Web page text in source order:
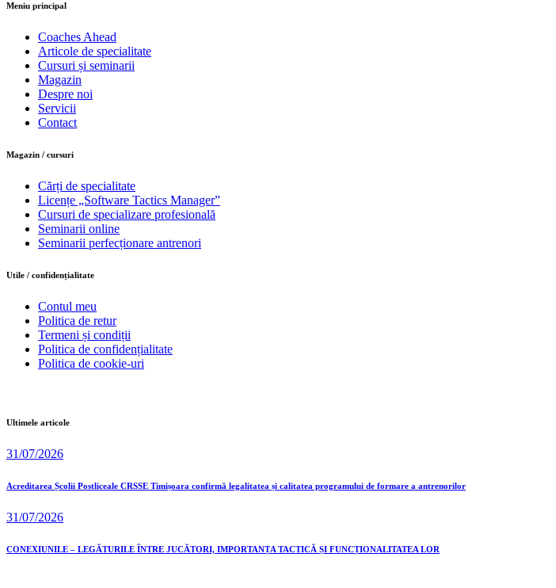
Meniu principal
Coaches Ahead
Articole de specialitate
Cursuri și seminarii
Magazin
Despre noi
Servicii
Contact
Magazin / cursuri
Cărți de specialitate
Licențe „Software Tactics Manager”
Cursuri de specializare profesională
Seminarii online
Seminarii perfecționare antrenori
Utile / confidențialitate
Contul meu
Politica de retur
Termeni și condiții
Politica de confidențialitate
Politica de cookie-uri
Ultimele articole
31/07/2026
Acreditarea Școlii Postliceale CRSSE Timișoara confirmă legalitatea și calitatea programului de formare a antrenorilor
31/07/2026
CONEXIUNILE – LEGĂTURILE ÎNTRE JUCĂTORI, IMPORTANȚA TACTICĂ ȘI FUNCȚIONALITATEA LOR